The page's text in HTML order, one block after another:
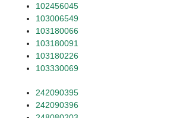
102456045
103006549
103180066
103180091
103180226
103330069
242090395
242090396